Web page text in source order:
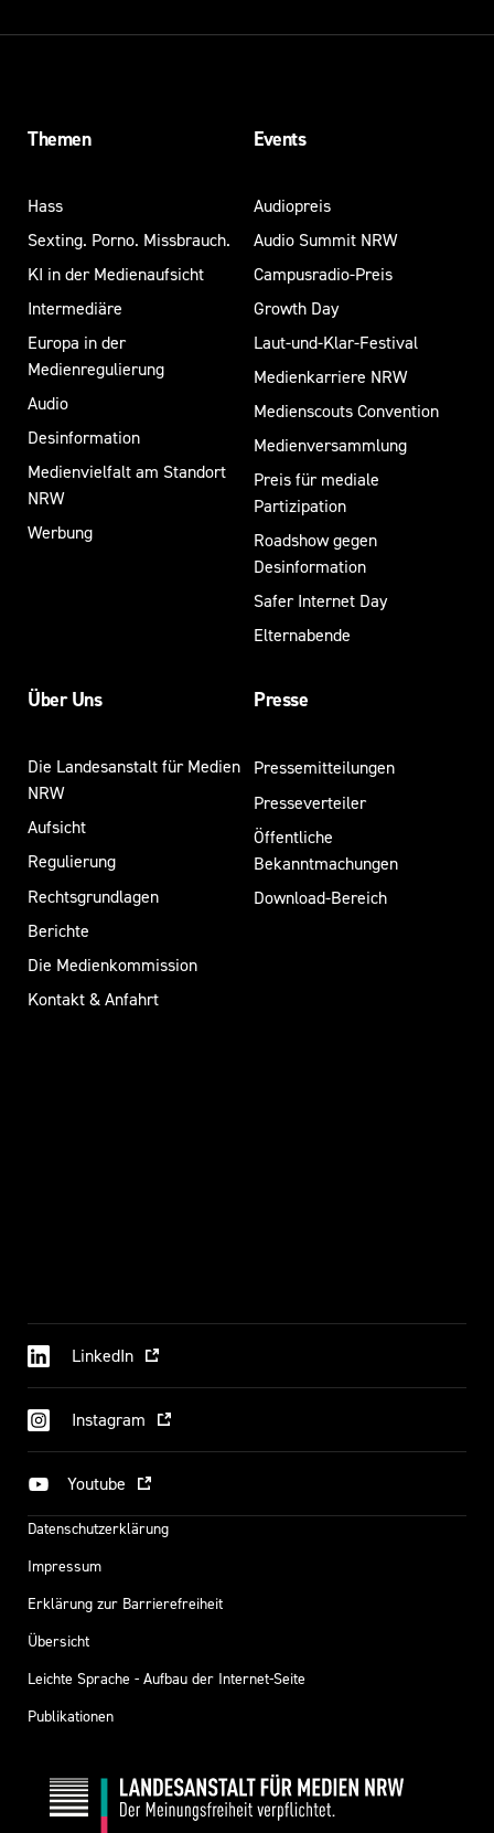
Themen
Hass
Sexting. Porno. Missbrauch.
KI in der Medienaufsicht
Intermediäre
Europa in der
Medienregulierung
Audio
Desinformation
Medienvielfalt am Standort
NRW
Werbung
Events
Audiopreis
Audio Summit NRW
Campusradio-Preis
Growth Day
Laut-und-Klar-Festival
Medienkarriere NRW
Medienscouts Convention
Medienversammlung
Preis für mediale
Partizipation
Roadshow gegen
Desinformation
Safer Internet Day
Elternabende
Über Uns
Die Landesanstalt für Medien
NRW
Aufsicht
Regulierung
Rechtsgrundlagen
Berichte
Die Medienkommission
Kontakt & Anfahrt
Presse
Pressemitteilungen
Presseverteiler
Öffentliche
Bekanntmachungen
Download-Bereich
LinkedIn
Instagram
Youtube
Datenschutzerklärung
Impressum
Erklärung zur Barrierefreiheit
Übersicht
Leichte Sprache - Aufbau der Internet-Seite
Publikationen